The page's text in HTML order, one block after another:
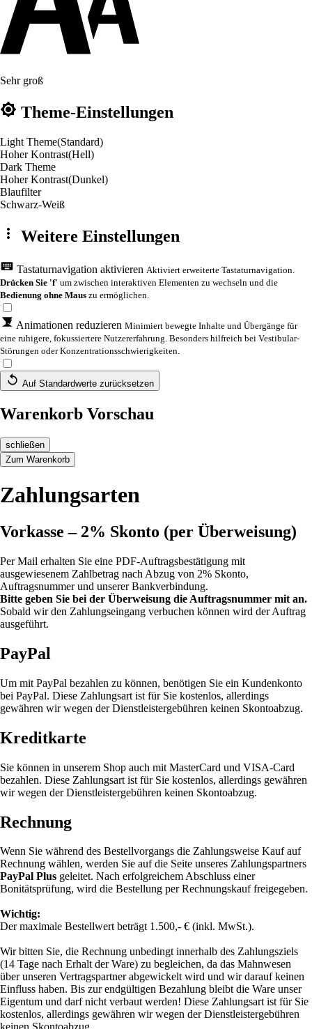
Sehr groß
Theme-Einstellungen
Light Theme(Standard)
Hoher Kontrast(Hell)
Dark Theme
Hoher Kontrast(Dunkel)
Blaufilter
Schwarz-Weiß
Weitere Einstellungen
Tastaturnavigation aktivieren Aktiviert erweiterte Tastaturnavigation.
Drücken Sie 'f' um zwischen interaktiven Elementen zu wechseln und die
Bedienung ohne Maus zu ermöglichen.
Animationen reduzieren Minimiert bewegte Inhalte und Übergänge für
eine ruhigere, fokussiertere Nutzererfahrung. Besonders hilfreich bei Vestibular-
Störungen oder Konzentrationsschwierigkeiten.
Auf Standardwerte zurücksetzen
Warenkorb Vorschau
schließen
Zum Warenkorb
Zahlungsarten
Vorkasse – 2% Skonto (per Überweisung)
Per Mail erhalten Sie eine PDF-Auftragsbestätigung mit
ausgewiesenem Zahlbetrag nach Abzug von 2% Skonto,
Auftragsnummer und unserer Bankverbindung.
Bitte geben Sie bei der Überweisung die Auftragsnummer mit an.
Sobald wir den Zahlungseingang verbuchen können wird der Auftrag
ausgeführt.
PayPal
Um mit PayPal bezahlen zu können, benötigen Sie ein Kundenkonto
bei PayPal. Diese Zahlungsart ist für Sie kostenlos, allerdings
gewähren wir wegen der Dienstleistergebühren keinen Skontoabzug.
Kreditkarte
Sie können in unserem Shop auch mit MasterCard und VISA-Card
bezahlen. Diese Zahlungsart ist für Sie kostenlos, allerdings gewähren
wir wegen der Dienstleistergebühren keinen Skontoabzug.
Rechnung
Wenn Sie während des Bestellvorgangs die Zahlungsweise Kauf auf
Rechnung wählen, werden Sie auf die Seite unseres Zahlungspartners
PayPal Plus geleitet. Nach erfolgreichem Abschluss einer
Bonitätsprüfung, wird die Bestellung per Rechnungskauf freigegeben.
Wichtig:
Der maximale Bestellwert beträgt 1.500,- € (inkl. MwSt.).
Wir bitten Sie, die Rechnung unbedingt innerhalb des Zahlungsziels
(14 Tage nach Erhalt der Ware) zu begleichen, da das Mahnwesen
über unseren Vertragspartner abgewickelt wird und wir darauf keinen
Einfluss haben. Bis zur endgültigen Bezahlung bleibt die Ware unser
Eigentum und darf nicht verbaut werden! Diese Zahlungsart ist für Sie
kostenlos, allerdings gewähren wir wegen der Dienstleistergebühren